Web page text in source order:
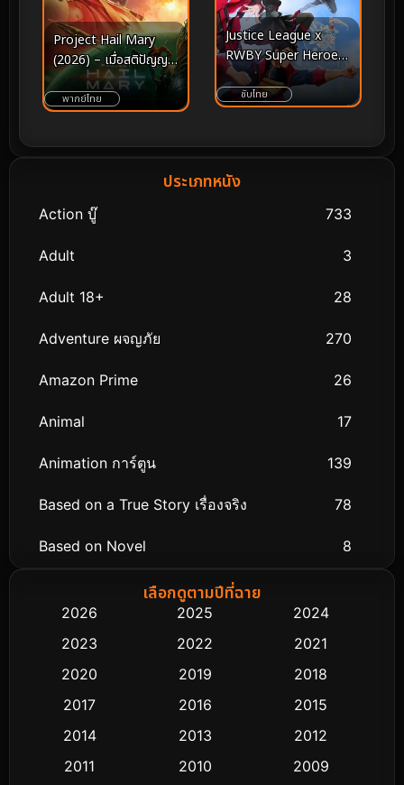
Project Hail Mary
(2026) – เมื่อสติปัญญา
คืออาวุธสุดท้าย และ
อวกาศคือสนามรบเพื่อลม
พากย์ไทย
Justice League x
RWBY Super Heroes
& Huntsmen Part
One (2023)
ซับไทย
ประเภทหนัง
Action บู๊ 733
Adult 3
Adult 18+ 28
Adventure ผจญภัย 270
Amazon Prime 26
Animal 17
Animation การ์ตูน 139
Based on a True Story เรื่องจริง 78
Based on Novel 8
Biography ชีวิตจริง
Classic หนังคลาสสิก
Comedy ตลก 428
เลือกดูตามปีที่ฉาย
2026 2025
2024
2023
2022
2021
2020
2019
2018
2017
2016
2015
2014
2013
2012
2011
2010
2009